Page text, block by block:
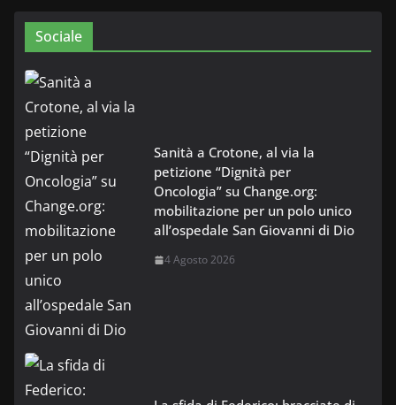
Sociale
Sanità a Crotone, al via la
petizione “Dignità per
Oncologia” su Change.org:
mobilitazione per un polo unico
all’ospedale San Giovanni di Dio
4 Agosto 2026